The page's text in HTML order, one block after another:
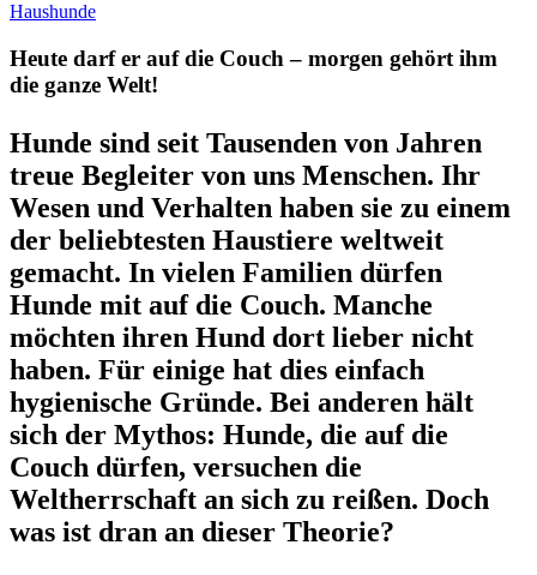
Haushunde
Heute darf er auf die Couch – morgen gehört ihm
die ganze Welt!
Hunde sind seit Tausenden von Jahren
treue Begleiter von uns Menschen. Ihr
Wesen und Verhalten haben sie zu einem
der beliebtesten Haustiere weltweit
gemacht. In vielen Familien dürfen
Hunde mit auf die Couch. Manche
möchten ihren Hund dort lieber nicht
haben. Für einige hat dies einfach
hygienische Gründe. Bei anderen hält
sich der Mythos: Hunde, die auf die
Couch dürfen, versuchen die
Weltherrschaft an sich zu reißen. Doch
was ist dran an dieser Theorie?